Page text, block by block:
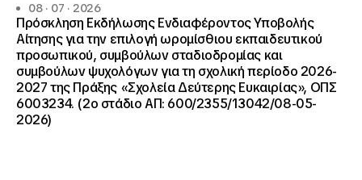
08 · 07 · 2026
Πρόσκληση Εκδήλωσης Ενδιαφέροντος Υποβολής
Αίτησης για την επιλογή ωρομίσθιου εκπαιδευτικού
προσωπικού, συμβούλων σταδιοδρομίας και
συμβούλων ψυχολόγων για τη σχολική περίοδο 2026-
2027 της Πράξης «Σχολεία Δεύτερης Ευκαιρίας», ΟΠΣ
6003234. (2ο στάδιο ΑΠ: 600/2355/13042/08-05-
2026)